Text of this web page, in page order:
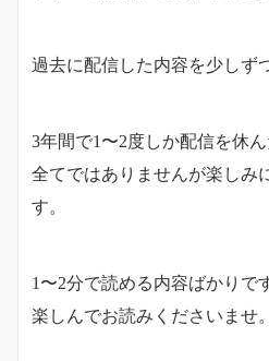
過去に配信した内容を少しず
3年間で1〜2度しか配信を休ん
全てではありませんが楽しみ
す。
1〜2分で読める内容ばかりで
楽しんでお読みくださいませ。